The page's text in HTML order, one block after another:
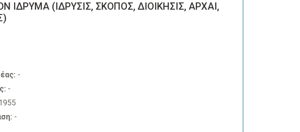
ΙΔΡΥΜΑ (ΙΔΡΥΣΙΣ, ΣΚΟΠΟΣ, ΔΙΟΙΚΗΣΙΣ, ΑΡΧΑΙ,
-
-
-